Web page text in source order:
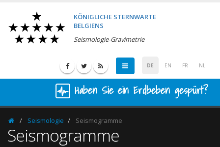
KÖNIGLICHE STERNWARTE
BELGIENS
Seismologie-Gravimetrie
DE EN FR NL
Haben Sie ein Erdbeben gespürt?
HomepageSeismologie Seismogramme
Seismogramme